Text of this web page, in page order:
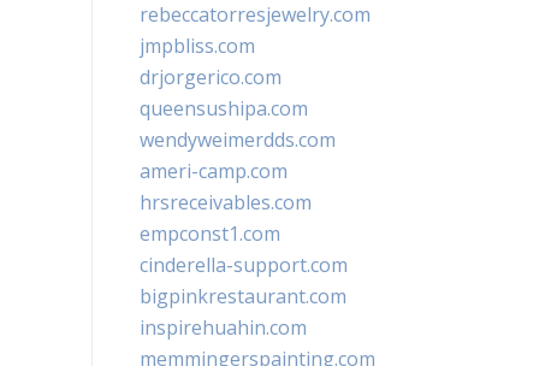
rebeccatorresjewelry.com
jmpbliss.com
drjorgerico.com
queensushipa.com
wendyweimerdds.com
ameri-camp.com
hrsreceivables.com
empconst1.com
cinderella-support.com
bigpinkrestaurant.com
inspirehuahin.com
memmingerspainting.com